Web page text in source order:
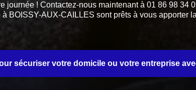
journée ! Contactez-nous maintenant à 01 86 98 34
BOISSY-AUX-CAILLES sont prêts à vous apporter
sécuriser votre domicile ou votre entreprise